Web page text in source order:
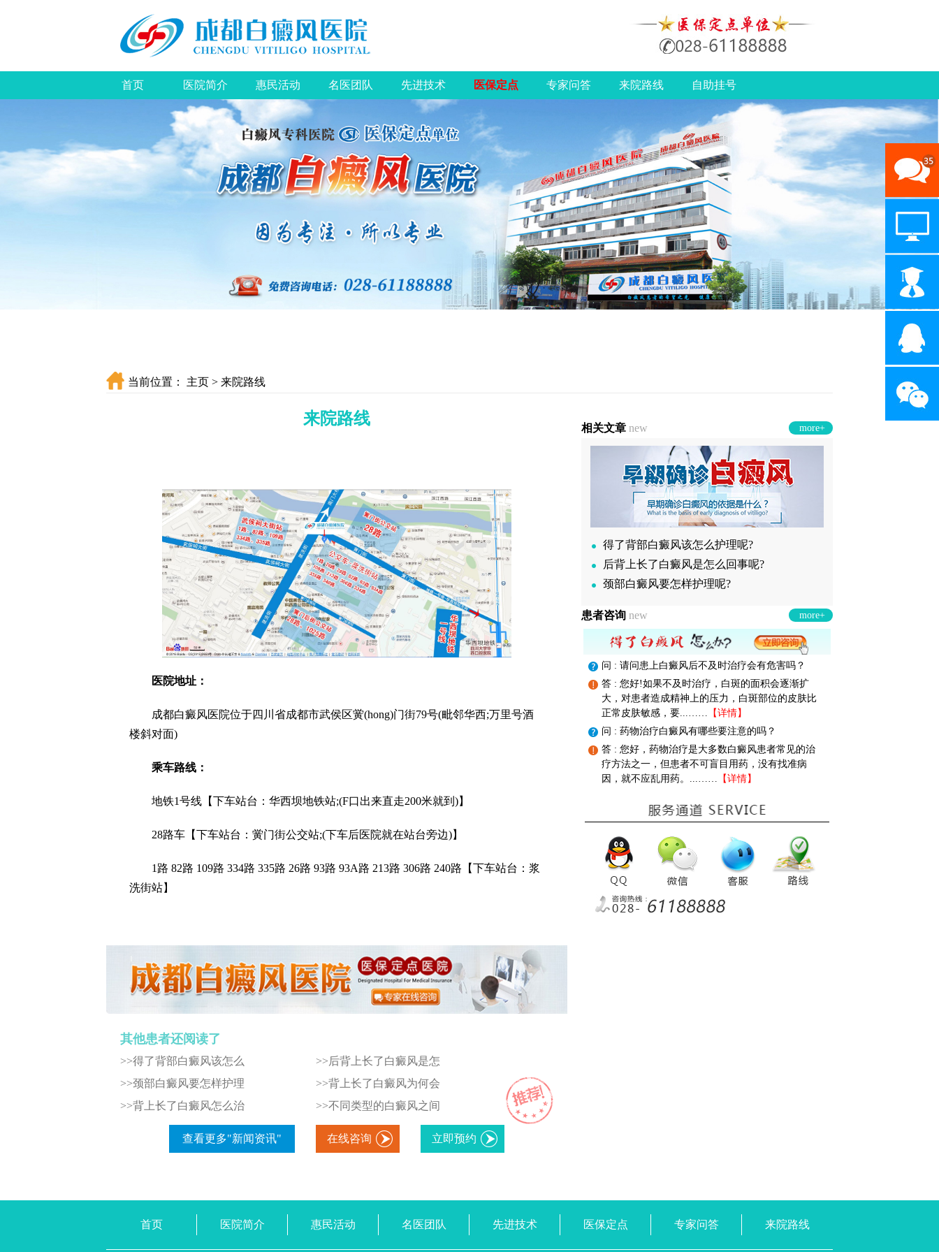
首页 医院简介 惠民活动 名医团队 先进技术 医保定点 专家问答 来院路线 自助挂号
当前位置： 主页 > 来院路线
来院路线
医院地址：
成都白癜风医院位于四川省成都市武侯区黉(hong)门街79号(毗邻华西;万里号酒
楼斜对面)
乘车路线：
地铁1号线【下车站台：华西坝地铁站;(F口出来直走200米就到)】
28路车【下车站台：黉门街公交站;(下车后医院就在站台旁边)】
1路 82路 109路 334路 335路 26路 93路 93A路 213路 306路 240路【下车站台：浆
洗街站】
其他患者还阅读了
>>得了背部白癜风该怎么
>>后背上长了白癜风是怎
>>颈部白癜风要怎样护理
>>背上长了白癜风为何会
>>背上长了白癜风怎么治
>>不同类型的白癜风之间
查看更多"新闻资讯" 在线咨询 立即预约
相关文章 new more+
得了背部白癜风该怎么护理呢?
后背上长了白癜风是怎么回事呢?
颈部白癜风要怎样护理呢?
患者咨询 new more+
问 : 请问患上白癜风后不及时治疗会有危害吗？
答 : 您好!如果不及时治疗，白斑的面积会逐渐扩
大，对患者造成精神上的压力，白斑部位的皮肤比
正常皮肤敏感，要...…… 【详情】
问 : 药物治疗白癜风有哪些要注意的吗？
答 : 您好，药物治疗是大多数白癜风患者常见的治
疗方法之一，但患者不可盲目用药，没有找准病
因，就不应乱用药。...…… 【详情】
首页 医院简介 惠民活动 名医团队 先进技术 医保定点 专家问答 来院路线